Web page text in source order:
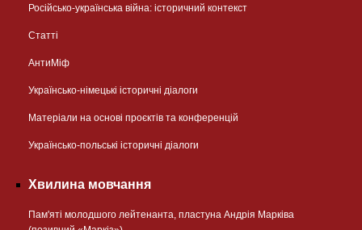
Російсько-українська війна: історичний контекст
Статті
АнтиМіф
Українсько-німецькі історичні діалоги
Матеріали на основі проєктів та конференцій
Українсько-польські історичні діалоги
Хвилина мовчання
Пам'яті молодшого лейтенанта, пластуна Андрія Марківа